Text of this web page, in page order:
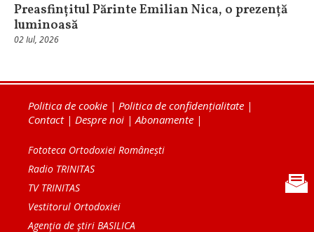
Preasfințitul Părinte Emilian Nica, o prezență
luminoasă
02 Iul, 2026
Politica de cookie | Politica de confidențialitate |
Contact| Despre noi | Abonamente |
Fototeca Ortodoxiei Românești
Radio TRINITAS
TV TRINITAS
Vestitorul Ortodoxiei
Agenţia de ştiri BASILICA